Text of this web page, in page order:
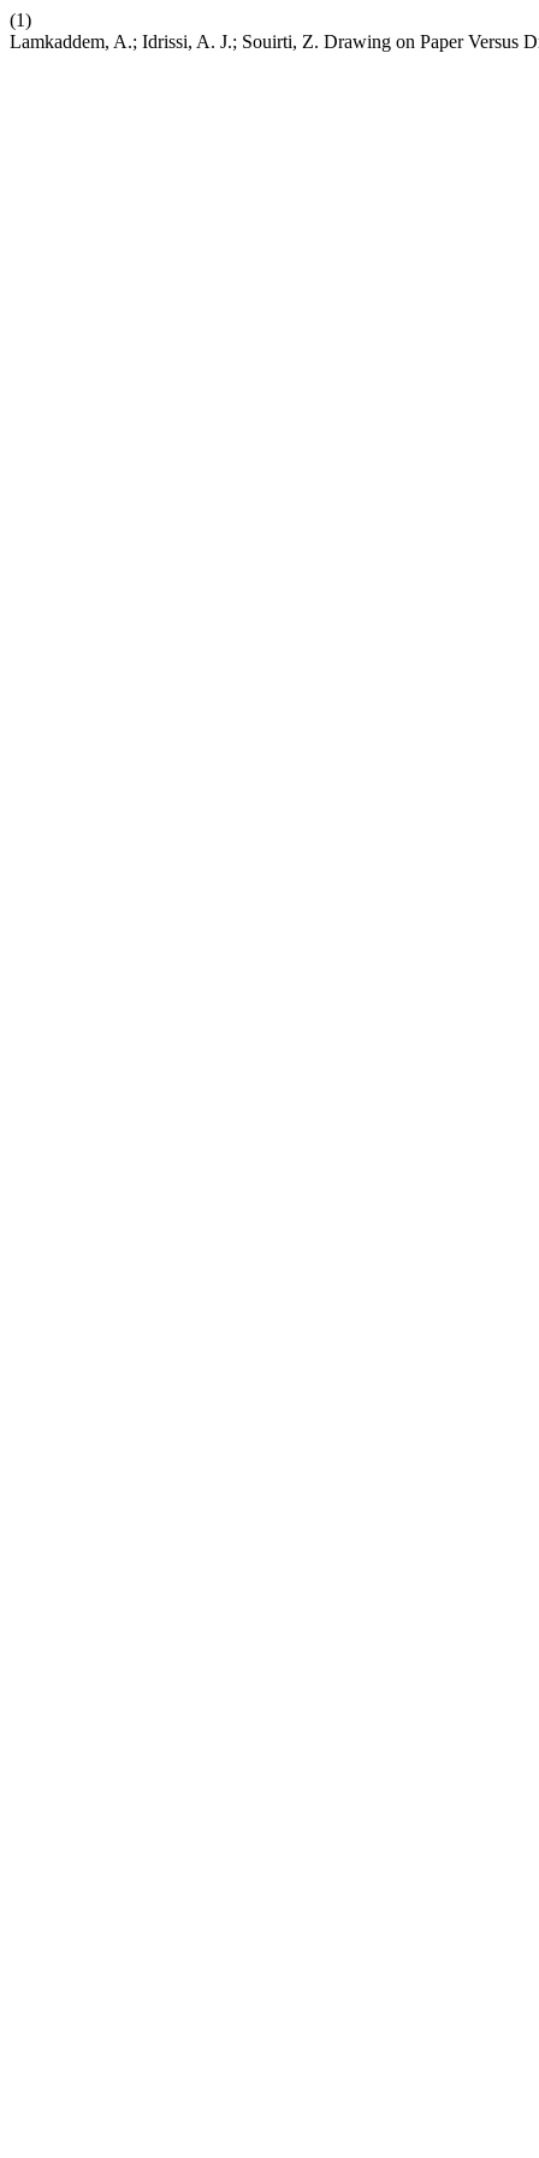
(1)
Lamkaddem, A.; Idrissi, A. J.; Souirti, Z. Drawing on Paper Versus